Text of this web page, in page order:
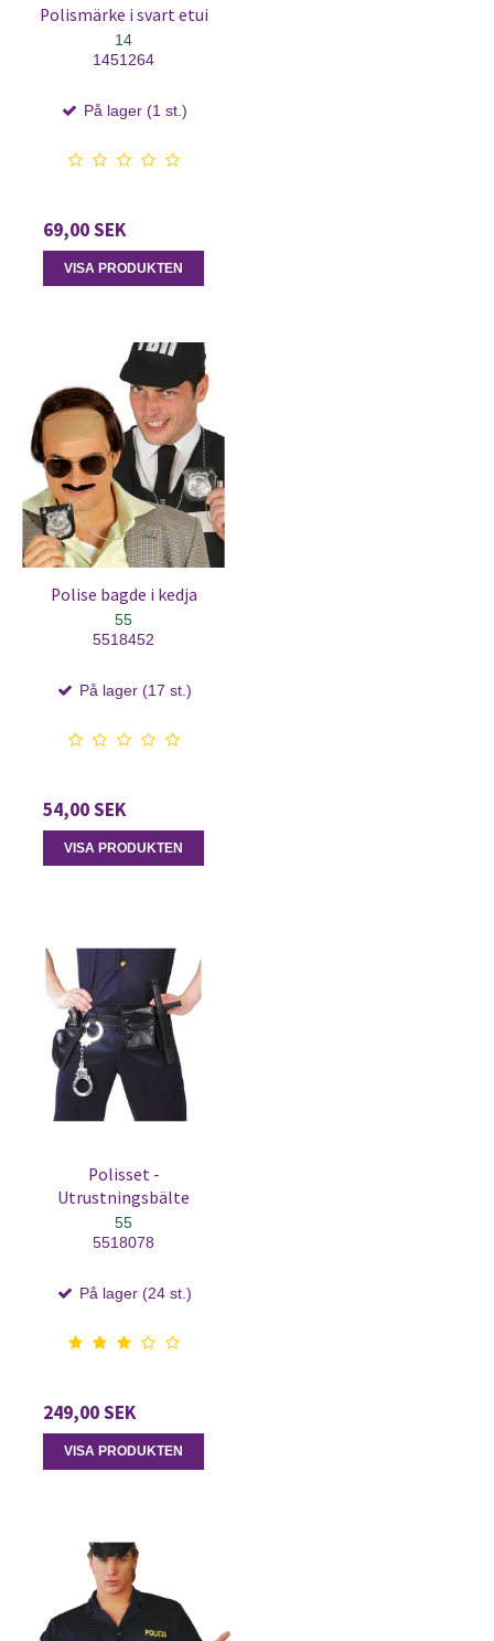
Polismärke i svart etui
14
1451264
På lager (1 st.)
69,00 SEK
VISA PRODUKTEN
Polise bagde i kedja
55
5518452
På lager (17 st.)
54,00 SEK
VISA PRODUKTEN
Polisset -
Utrustningsbälte
55
5518078
På lager (24 st.)
249,00 SEK
VISA PRODUKTEN